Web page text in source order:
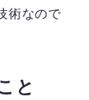
術なので
と